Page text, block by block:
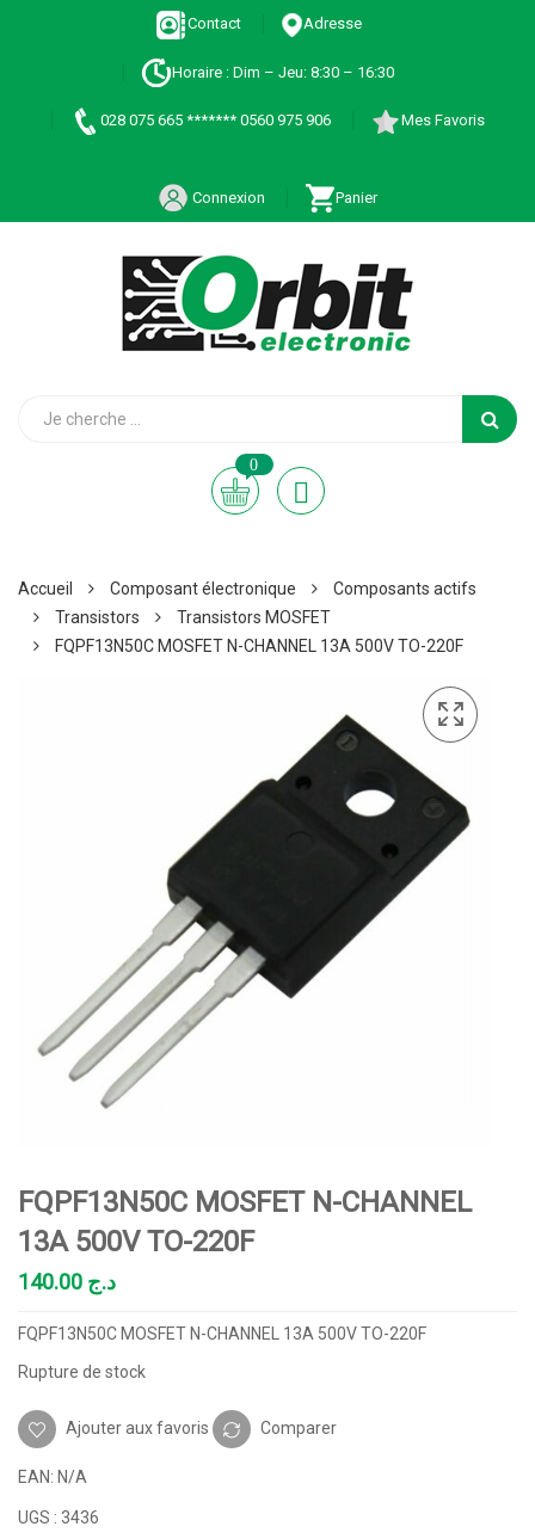
Contact Adresse
Horaire : Dim – Jeu: 8:30 – 16:30
028 075 665 ******* 0560 975 906 Mes Favoris
Connexion Panier
0
Accueil Composant électronique
Composants actifs
Transistors
Transistors MOSFET
FQPF13N50C MOSFET N-CHANNEL 13A 500V TO-220F
FQPF13N50C MOSFET N-CHANNEL
13A 500V TO-220F
د.ج
FQPF13N50C MOSFET N-CHANNEL 13A 500V TO-220F
Rupture de stock
Ajouter aux favoris Comparer
EAN: N/A
UGS : 3436